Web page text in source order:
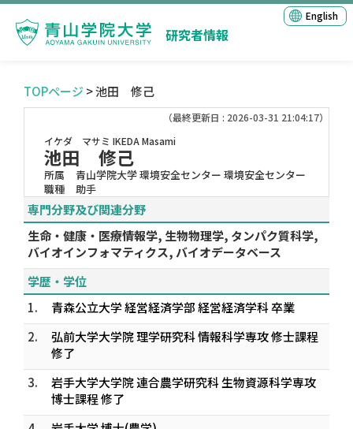
研究者情報
English
TOPページ > 池田 修己
（最終更新日 : 2026-03-31 21:04:17）
イケダ マサミ IKEDA Masami
池田 修己
所属
青山学院大学 環境安全センター 環境安全センター
職種
助手
専門分野及び関連分野
生命・健康・医療情報学, 生物物理学, タンパク質科学,
バイオインフォマティクス, バイオデータベース
学歴・学位
1.
青森公立大学 経営経済学部 経営経済学科 卒業
2.
弘前大学大学院 理学研究科 情報科学専攻 修士課程
修了
3.
岩手大学大学院 連合農学研究科 生物資源科学専攻
博士課程 修了